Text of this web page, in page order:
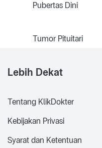
Pubertas Dini
Tumor Pituitari
Lebih Dekat
Tentang KlikDokter
Kebijakan Privasi
Syarat dan Ketentuan